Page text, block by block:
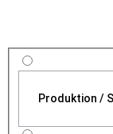
Produktion /